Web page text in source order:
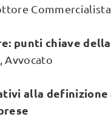
punti chiave
Avvocato
alla definizione